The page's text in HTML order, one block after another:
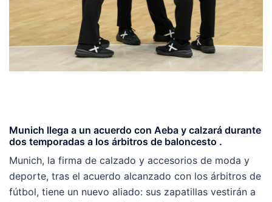
Munich llega a un acuerdo con Aeba y calzará durante
dos temporadas a los árbitros de baloncesto .
Munich, la firma de calzado y accesorios de moda y
deporte, tras el acuerdo alcanzado con los árbitros de
fútbol, tiene un nuevo aliado: sus zapatillas vestirán a